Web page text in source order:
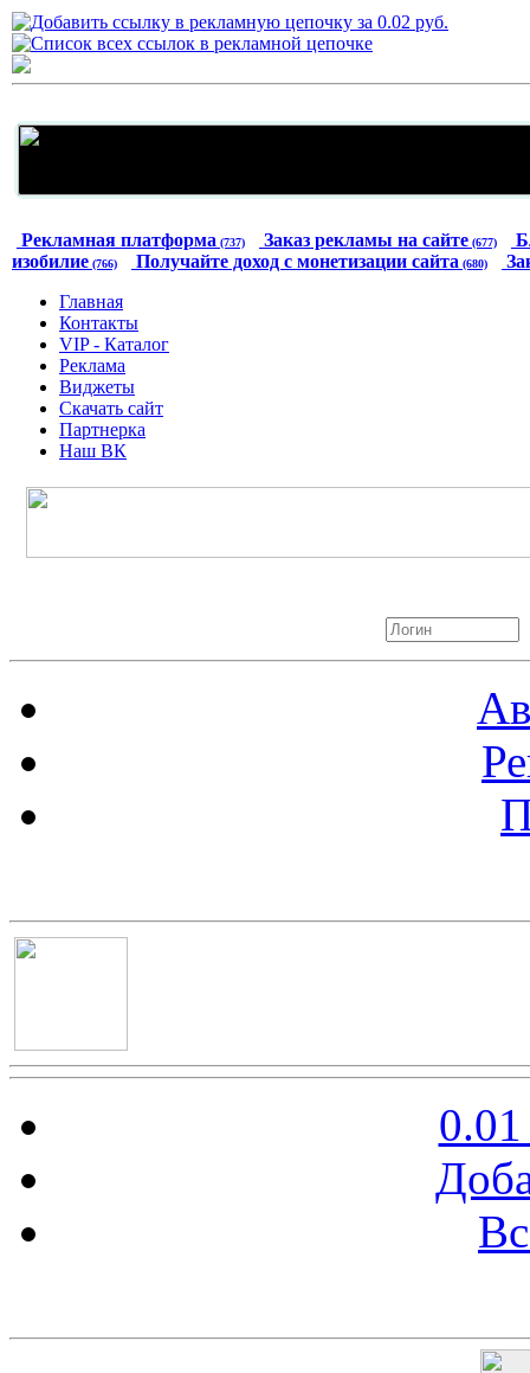
Рекламная платформа (737) Заказ рекламы на сайте (677)
изобилие (766) Получайте доход с монетизации сайта (680)
Главная
Контакты
VIP - Каталог
Реклама
Виджеты
Скачать сайт
Партнерка
Наш ВК